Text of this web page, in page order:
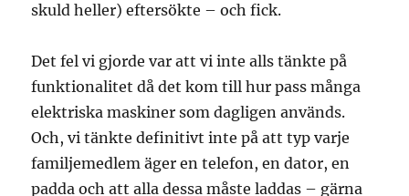
skuld heller) eftersökte – och fick.
Det fel vi gjorde var att vi inte alls tänkte på
funktionalitet då det kom till hur pass många
elektriska maskiner som dagligen används.
Och, vi tänkte definitivt inte på att typ varje
familjemedlem äger en telefon, en dator, en
padda och att alla dessa måste laddas – gärna